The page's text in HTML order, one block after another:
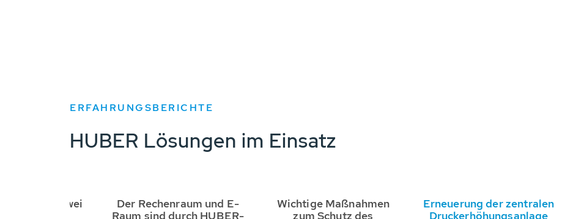
ERFAHRUNGSBERICHTE
HUBER Lösungen im Einsatz
saniert zwei
Der Rechenraum und E-
Raum sind durch HUBER-
Wichtige Maßnahmen
zum Schutz des
Erneuerung der zentralen
Druckerhöhungsanlage